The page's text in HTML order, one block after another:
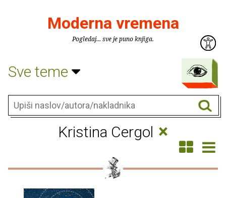
Moderna vremena
Pogledaj... sve je puno knjiga.
Sve teme
Kristina Cergol ×